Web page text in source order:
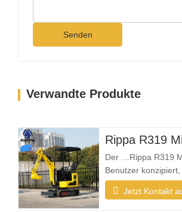
Senden
Verwandte Produkte
Der …Rippa R319
Benutzer
zuverlässige,
zu bedienende
Jetzt Kontakt